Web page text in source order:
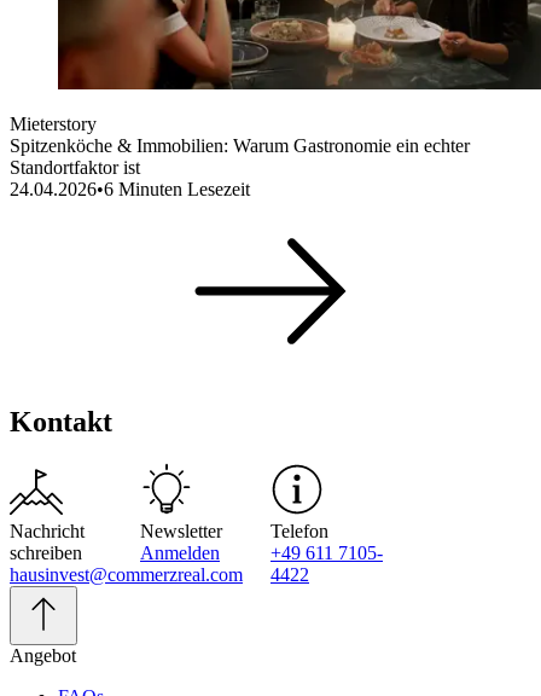
Mieterstory
Spitzenköche & Immobilien: Warum Gastronomie ein echter
Standortfaktor ist
24.04.2026•6 Minuten Lesezeit
Kontakt
Nachricht
schreiben
hausinvest@commerzreal.com
Newsletter
Anmelden
Telefon
+49 611 7105-
4422
Angebot